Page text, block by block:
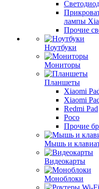
лампы
Прочие
Ноутбуки
Мониторы
Планшеты
Xiaomi
Xiaomi
Redmi Pad
Poco
Прочие
Мышь и
Видеокарты
Моноблоки